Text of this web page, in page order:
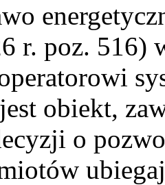
r. poz. 516)
obiekt,
o